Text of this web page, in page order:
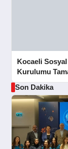
Kocaeli
Kurulumu
Son Dakika